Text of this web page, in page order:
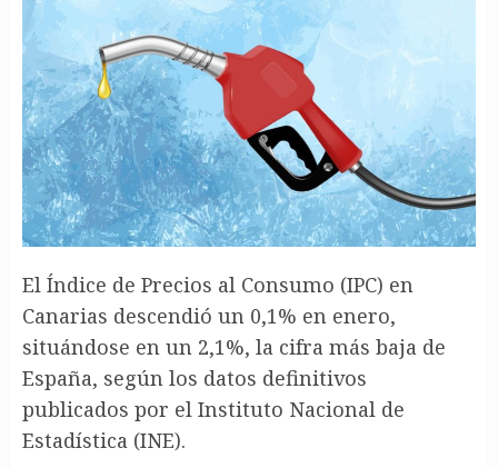
El Índice de Precios al Consumo (IPC) en
Canarias descendió un 0,1% en enero,
situándose en un 2,1%, la cifra más baja de
España, según los datos definitivos
publicados por el Instituto Nacional de
Estadística (INE).